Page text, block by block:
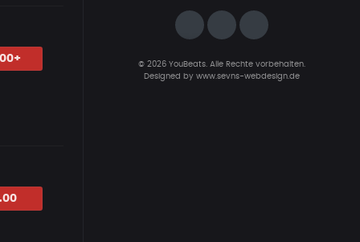
© 2026 YouBeats. Alle Rechte vorbehalten.
Designed by www.sevns-webdesign.de